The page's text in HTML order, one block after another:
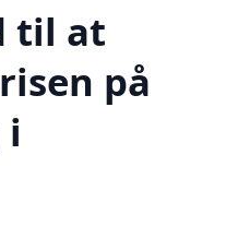
til at
på